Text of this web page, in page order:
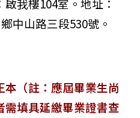
啟我樓104室。地址：
中山路三段530號。
本（註：應屆畢業生尚
需填具延繳畢業證書查